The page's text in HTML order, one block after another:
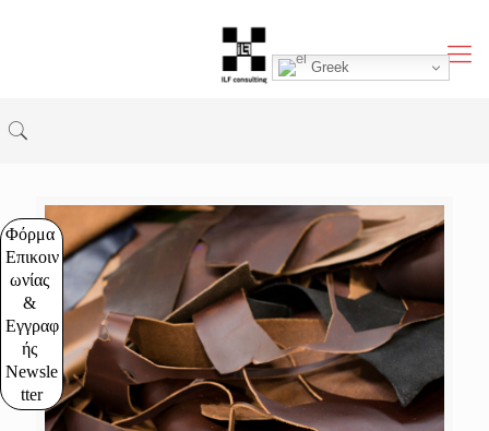
Φόρμα
Επικοιν
ωνίας
&
Εγγραφ
ής
Newsle
tter
Greek